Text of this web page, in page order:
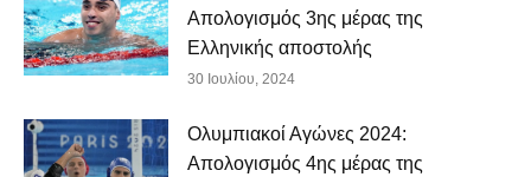
Απολογισμός 3ης μέρας της
Ελληνικής αποστολής
30 Ιουλίου, 2024
Ολυμπιακοί Αγώνες 2024:
Απολογισμός 4ης μέρας της